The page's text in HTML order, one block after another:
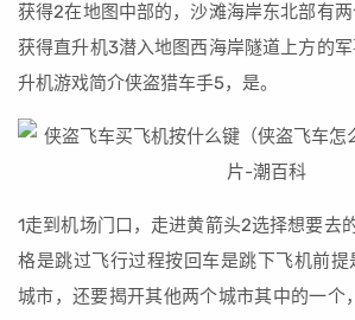
获得2在地图中部的，沙滩海岸东北部有
获得直升机3潜入地图西海岸隧道上方的
升机游戏简介侠盗猎车手5，是。
1走到机场门口，走进黄箭头2选择想要去
格是跳过飞行过程按回车是跳下飞机前
城市，还要揭开其他两个城市其中的一个